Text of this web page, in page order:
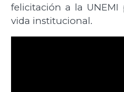
felicitación a la UNEMI
vida institucional.